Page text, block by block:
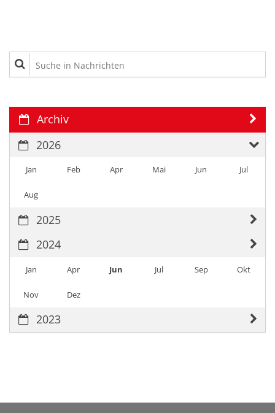
Suche in Nachrichten
Archiv
2026
Jan Feb Apr Mai Jun Jul
Aug
2025
2024
Jan Apr Jun Jul Sep Okt
Nov Dez
2023